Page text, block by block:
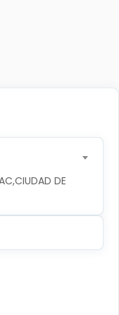
DE